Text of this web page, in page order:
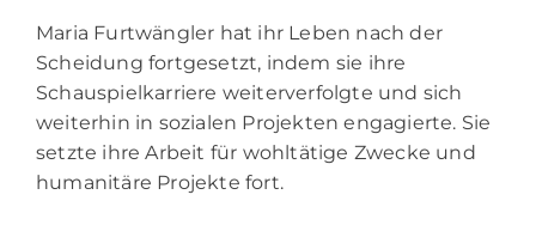
Maria Furtwängler hat ihr Leben nach der
Scheidung fortgesetzt, indem sie ihre
Schauspielkarriere weiterverfolgte und sich
weiterhin in sozialen Projekten engagierte. Sie
setzte ihre Arbeit für wohltätige Zwecke und
humanitäre Projekte fort.